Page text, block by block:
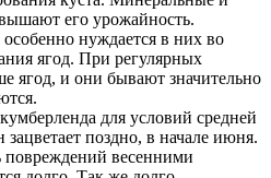
его урожайность.
нуждается в них во
ягод. При регулярных
ягод, и они бывают значительно
для условий средней
зацветает поздно, в начале июня.
повреждений весенними